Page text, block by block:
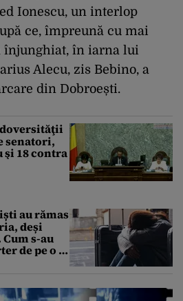
Ionescu, un interlop
ce, împreună cu mai
înjunghiat, în iarna lui
Alecu, zis Bebino, a
din Dobroești.
senatori,
şi 18 contra
au rămas
deși
s-au
de pe o zi